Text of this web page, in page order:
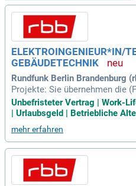
ELEKTROINGENIEUR*IN/
GEBÄUDETECHNIK
Rundfunk Berlin Brandenburg
Projekte: Sie übernehmen die
ruchsvolle Baumaßnahmen in
s, bereiten diese unter
z und Wirtschaftlichkeit vor
en Planungspartnern
Unbefristeter Vertrag | Work-
| Urlaubsgeld | Betriebliche
mehr erfahren